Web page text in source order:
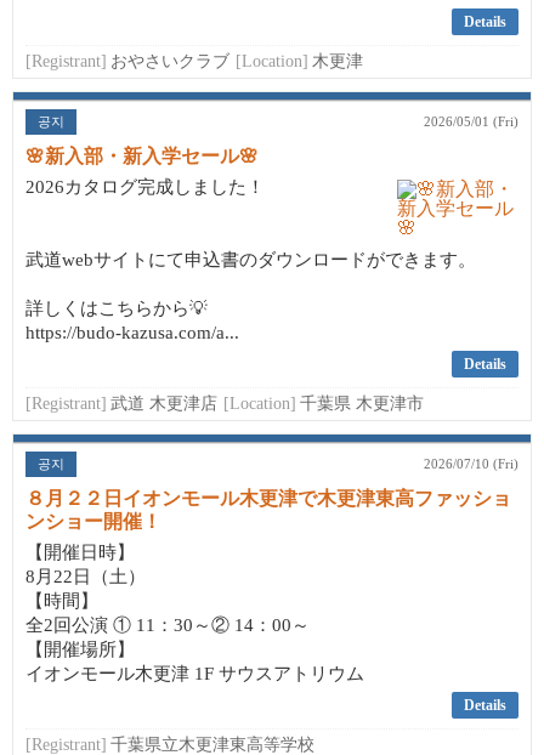
Details
[Registrant] おやさいクラブ [Location] 木更津
공지 2026/05/01 (Fri)
🌸新入部・新入学セール🌸
2026カタログ完成しました！
武道webサイトにて申込書のダウンロードができます。
詳しくはこちらから💡
https://budo-kazusa.com/a...
Details
[Registrant] 武道 木更津店 [Location] 千葉県 木更津市
공지 2026/07/10 (Fri)
８月２２日イオンモール木更津で木更津東高ファッショ
ンショー開催！
【開催日時】
8月22日（土）
【時間】
全2回公演 ① 11：30～② 14：00～
【開催場所】
イオンモール木更津 1F サウスアトリウム
Details
[Registrant] 千葉県立木更津東高等学校